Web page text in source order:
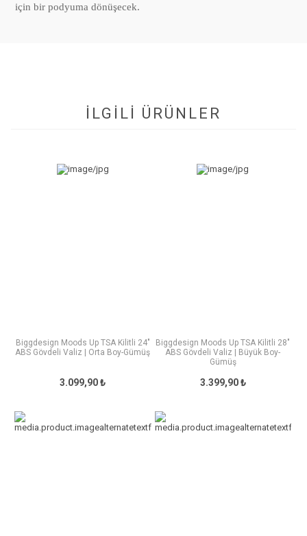
için bir podyuma dönüşecek.
İLGİLİ ÜRÜNLER
Biggdesign Moods Up TSA Kilitli 24"
ABS Gövdeli Valiz | Orta Boy-Gümüş
3.099,90 ₺
Biggdesign Moods Up TSA Kilitli 28"
ABS Gövdeli Valiz | Büyük Boy-
Gümüş
3.399,90 ₺